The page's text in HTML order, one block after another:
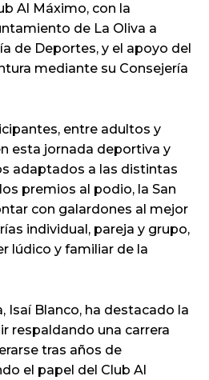
Al Máximo, con la
de La Oliva a
de Deportes, y el apoyo del
mediante su Consejería
entre adultos y
esta jornada deportiva y
adaptados a las distintas
premios al podio, la San
con galardones al mejor
individual, pareja y grupo,
lúdico y familiar de la
Isaí Blanco, ha destacado la
respaldando una carrera
tras años de
el papel del Club Al